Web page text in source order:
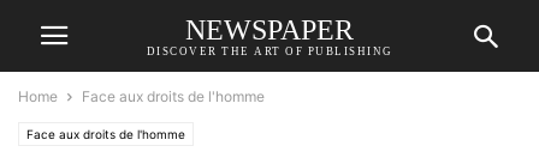
NEWSPAPER
DISCOVER THE ART OF PUBLISHING
Home Face aux droits de l'homme
Face aux droits de l'homme